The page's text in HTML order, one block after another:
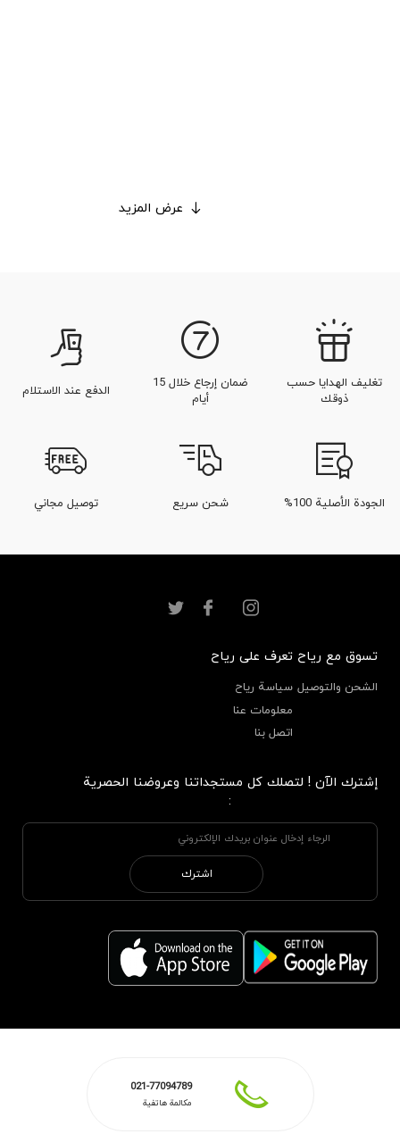
عرض المزيد
تغليف الهدايا حسب
ذوقك
ضمان إرجاع خلال 15
أيام
الدفع عند الاستلام
الجودة الأصلية 100% شحن سريع توصيل مجاني
تسوق مع رياح
الشحن والتوصيل
تعرف على رياح
سياسة رياح
معلومات عنا
اتصل بنا
إشترك الآن ! لتصلك كل مستجداتنا وعروضنا الحصرية
:
اشترك
021-77094789
مكالمة هاتفية